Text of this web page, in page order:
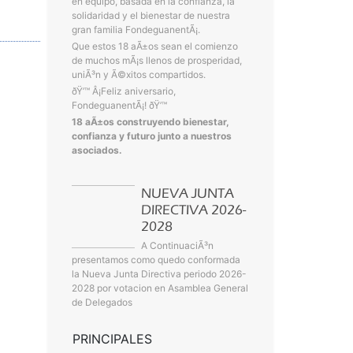
solidaridad y el bienestar de nuestra
gran familia FondeguanentÃ¡.
Que estos 18 aÃ±os sean el comienzo
de muchos mÃ¡s llenos de prosperidad,
uniÃ³n y Ã©xitos compartidos.
ðŸ’™ Â¡Feliz aniversario,
FondeguanentÃ¡! ðŸ’™
18 aÃ±os construyendo bienestar,
confianza y futuro junto a nuestros
asociados.
NUEVA JUNTA
DIRECTIVA 2026-
2028
A ContinuaciÃ³n
presentamos como quedo conformada
la Nueva Junta Directiva periodo 2026-
2028 por votacion en Asamblea General
de Delegados
PRINCIPALES